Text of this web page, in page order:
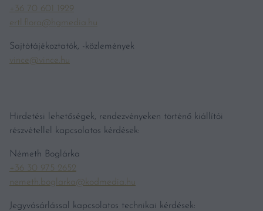
+36 70 601 1929
ertl.flora@hgmedia.hu
Sajtótájékoztatók, -közlemények
vince@vince.hu
Hirdetési lehetőségek, rendezvényeken történő kiállítói
részvétellel kapcsolatos kérdések:
Németh Boglárka
+36 30 975 2652
nemeth.boglarka@kodmedia.hu
Jegyvásárlással kapcsolatos technikai kérdések: